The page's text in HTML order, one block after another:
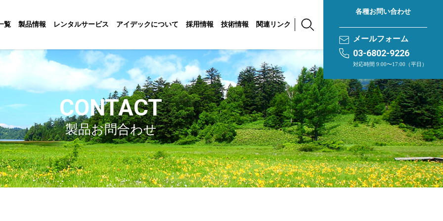
覧 製品情報 レンタルサービス アイデックについて 採用情報 技術情報 関連リンク
各種お問い合わせ
メールフォーム
03-6802-9226
対応時間 9:00〜17:00（平日）
CONTACT
製品お問合わせ